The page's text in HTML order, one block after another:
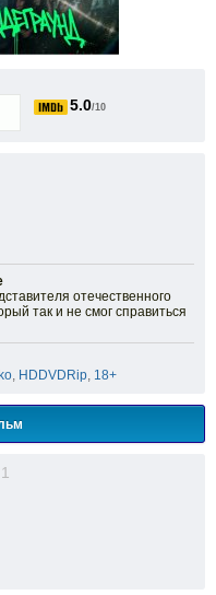
5.0/10
отечественного
так и не смог справиться
, HDDVDRip, 18+
1